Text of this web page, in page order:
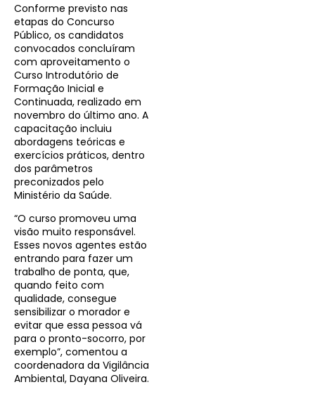
Conforme previsto nas
etapas do Concurso
Público, os candidatos
convocados concluíram
com aproveitamento o
Curso Introdutório de
Formação Inicial e
Continuada, realizado em
novembro do último ano. A
capacitação incluiu
abordagens teóricas e
exercícios práticos, dentro
dos parâmetros
preconizados pelo
Ministério da Saúde.
“O curso promoveu uma
visão muito responsável.
Esses novos agentes estão
entrando para fazer um
trabalho de ponta, que,
quando feito com
qualidade, consegue
sensibilizar o morador e
evitar que essa pessoa vá
para o pronto-socorro, por
exemplo”, comentou a
coordenadora da Vigilância
Ambiental, Dayana Oliveira.